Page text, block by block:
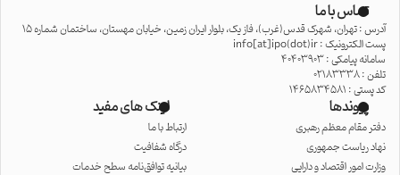
تماس با ما
آدرس : تهران، شهرک قدس(غرب)، فاز یک، بلوار ایران زمین، خیابان مهستان، ساختمان شماره 15
پست الکترونیک : info[at]ipo(dot)ir
سامانه پیامکی : 40403903
تلفن : 02183338
کد پستی : 1465834581
پیوندها
دفتر مقام معظم رهبری
نهاد ریاست جمهوری
وزارت امور اقتصاد و دارایی
لینک های مفید
ارتباط با ما
درگاه شفافیت
بیانیه توافق‌نامه سطح خدمات